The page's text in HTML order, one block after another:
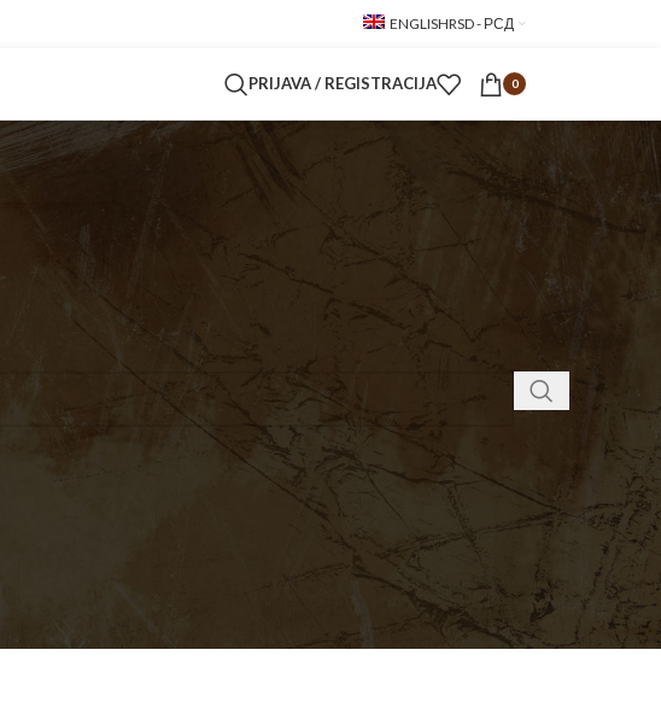
ENGLISHRSD - РСД
PRIJAVA / REGISTRACIJA 0